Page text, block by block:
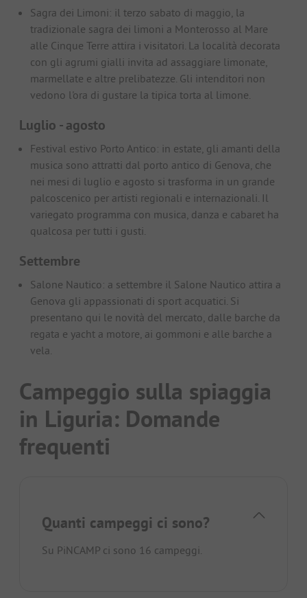
Sagra dei Limoni: il terzo sabato di maggio, la
tradizionale sagra dei limoni a Monterosso al Mare
alle Cinque Terre attira i visitatori. La località decorata
con gli agrumi gialli invita ad assaggiare limonate,
marmellate e altre prelibatezze. Gli intenditori non
vedono l'ora di gustare la tipica torta al limone.
Luglio - agosto
Festival estivo Porto Antico: in estate, gli amanti della
musica sono attratti dal porto antico di Genova, che
nei mesi di luglio e agosto si trasforma in un grande
palcoscenico per artisti regionali e internazionali. Il
variegato programma con musica, danza e cabaret ha
qualcosa per tutti i gusti.
Settembre
Salone Nautico: a settembre il Salone Nautico attira a
Genova gli appassionati di sport acquatici. Si
presentano qui le novità del mercato, dalle barche da
regata e yacht a motore, ai gommoni e alle barche a
vela.
Campeggio sulla spiaggia
in Liguria: Domande
frequenti
Quanti campeggi ci sono?
Su PiNCAMP ci sono 16 campeggi.